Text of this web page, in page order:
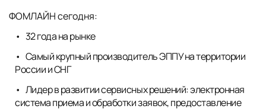
ФОМЛАЙН сегодня:
32 года на рынке
Самый крупный производитель ЭППУ на территории
России и СНГ
Лидер в развитии сервисных решений: электронная
система приема и обработки заявок, предоставление